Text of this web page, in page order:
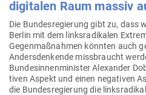
digi­talen Raum massiv
Die Bun­des­re­gierung gibt zu, dass
Berlin mit dem links­ra­di­kalen
Gegen­maß­nahmen könnten auch
Anders­den­kende miss­braucht
Bun­des­in­nen­mi­nister Alex­ander
tiven Aspekt und einen nega­tiven
die Bun­des­re­gierung die